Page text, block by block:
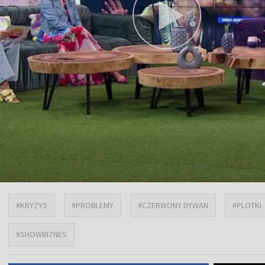
#KRYZYS #PROBLEMY #CZERWONY DYWAN #PLOTKI
#SHOWBIZNES